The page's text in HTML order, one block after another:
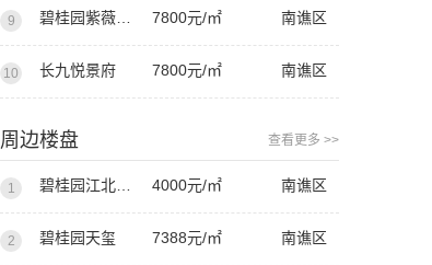
9 7800元/㎡ 南谯区
10 长九悦景府 7800元/㎡ 南谯区
周边楼盘 查看更多 >>
1 4000元/㎡ 南谯区
2 碧桂园天玺 7388元/㎡ 南谯区